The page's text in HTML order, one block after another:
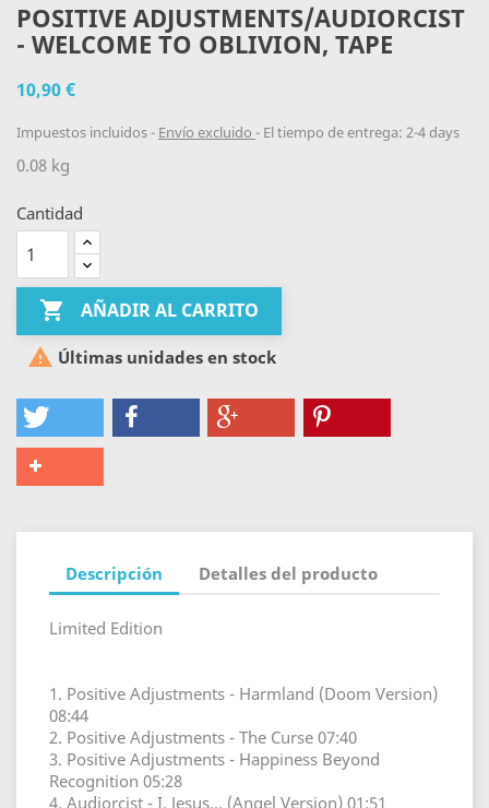
POSITIVE ADJUSTMENTS/AUDIORCIST
- WELCOME TO OBLIVION, TAPE
10,90 €
Impuestos incluidos Envío excluido El tiempo de entrega: 2-4 days
0.08 kg
Cantidad
 AÑADIR AL CARRITO
 Últimas unidades en stock
Descripción Detalles del producto
Limited Edition
1. Positive Adjustments - Harmland (Doom Version)
08:44
2. Positive Adjustments - The Curse 07:40
3. Positive Adjustments - Happiness Beyond
Recognition 05:28
4. Audiorcist - I, Jesus... (Angel Version) 01:51